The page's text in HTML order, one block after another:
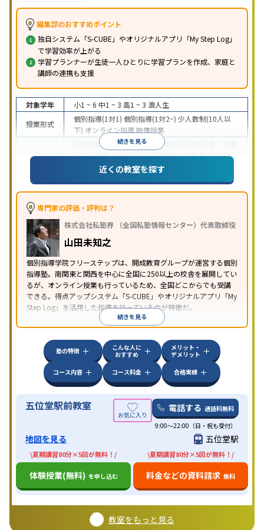
編集部のおすすめポイント
独自システム「S-CUBE」やオリジナルアプリ「My Step Log」
で学習効率が上がる
学習プランナーが生徒一人ひとりに学習プランを作成、家庭と
講師の連携も支援
続きを見る
対象学年 小1 ~ 6 中1 ~ 3 高1 ~ 3 浪人生
授業形式
個別指導(1対1) 個別指導(1対2~) 少人数制(10人以
下) オンライン指導映像授業
中学受験 高校受験大学受験 医学部受験
テスト対策内申点対策学習習慣の定着総合型選抜
(旧AO)対策推薦入試対策学校別特化対策
漢検(漢字検定)対策数学特化対策英語・英会話特化
特徴
中高一貫校生に対応
保証制度あり
授業の振替可能学習にPC・タブレッ
トを利用 オンライン対応
講習のみの受講可
近くの教室を探す
専門家の評価・評判は？
株式会社私塾界 （全国私塾情報センター）代表取締役
山田未知之
個別指導学院フリーステップは、開成教育グループが運営する個別
指導塾。南関東と関西を中心に全国に250以上の校舎を展開してい
るが、オンライン授業も行っているため、全国どこからでも受講
できる。得点アップシステム「S-CUBE」やオリジナルアプリ「My
Step Log」を活用した指導を行っているのが特徴だ。
続きを見る
塾の特徴
こんな人に
おすすめ
メリット・
デメリット
コース内容
コース料金 合格実績
五位堂駅前教室 電話する 通話料無料
9:00～22:00（日・祝も受付）
地図を見る 五位堂駅
\夏期講習80分×5回が無料！/
体験授業(無料) を申し込む
\夏期講習80分×5回が無料！/
料金などの資料請求 無料
教室をもっと見る